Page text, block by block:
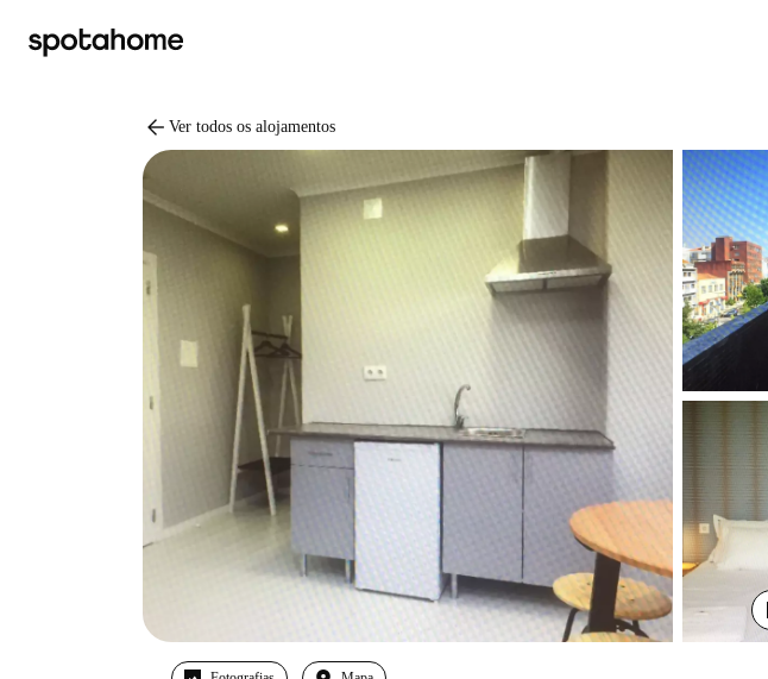
arrow_back Ver todos os alojamentos